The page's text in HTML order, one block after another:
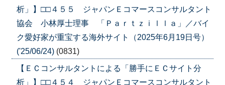
析」】□□４５５ ジャパンＥコマースコンサルタント
協会 小林厚士理事 「Ｐａｒｔｚｉｌｌａ」／バイ
ク愛好家が重宝する海外サイト（2025年6月19日号）
('25/06/24) (0831)
【ＥＣコンサルタントによる「勝手にＥＣサイト分
析」】□□４５４ ジャパンＥコマースコンサルタント